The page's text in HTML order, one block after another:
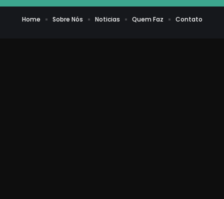
Home Sobre Nós Noticias Quem Faz Contato